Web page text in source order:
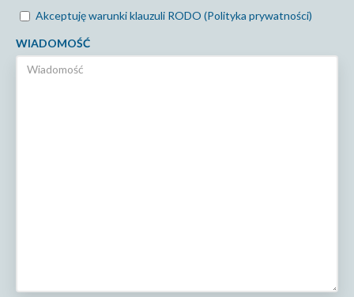
Akceptuję warunki klauzuli RODO (Polityka prywatności)
WIADOMOŚĆ